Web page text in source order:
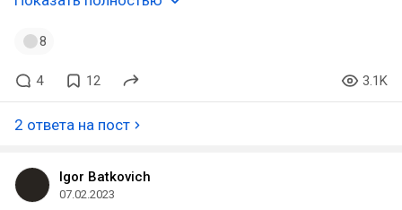
8
4 12 3.1K
2 ответа на пост
Igor Batkovich
07.02.2023